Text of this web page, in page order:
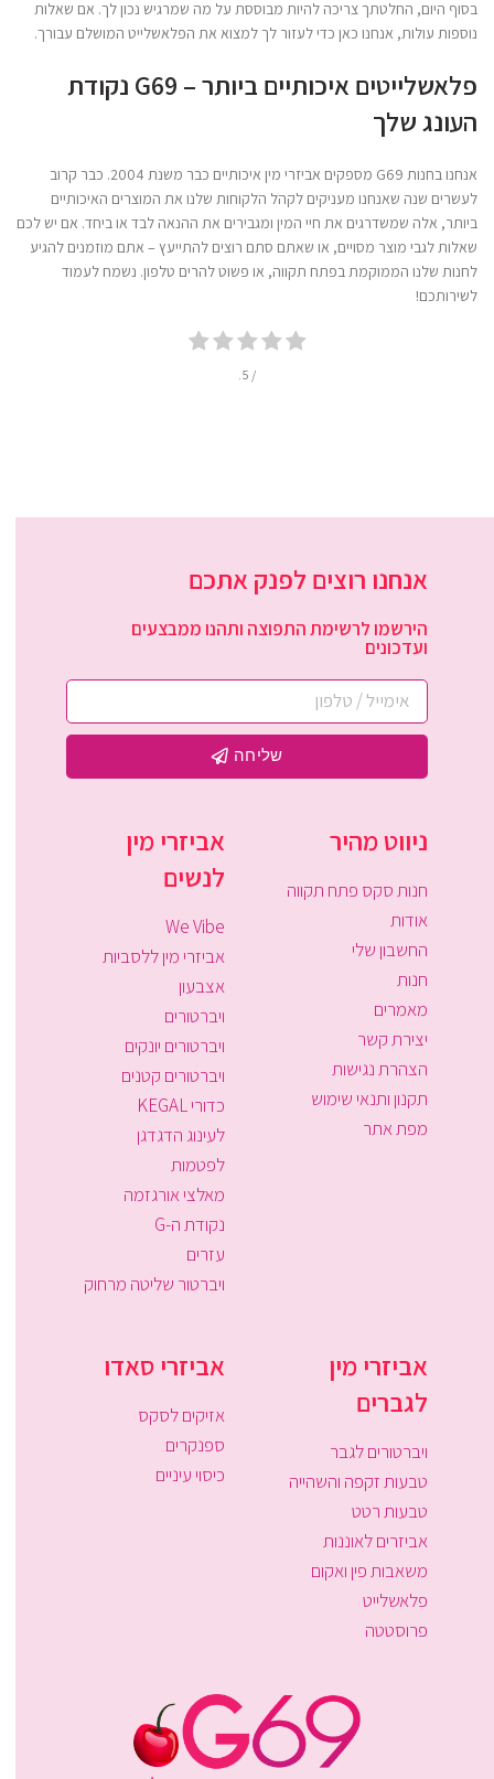
בסוף היום, החלטתך צריכה להיות מבוססת על מה שמרגיש נכון לך. אם שאלות
נוספות עולות, אנחנו כאן כדי לעזור לך למצוא את הפלאשלייט המושלם עבורך.
פלאשלייטים איכותיים ביותר – G69 נקודת
העונג שלך
אנחנו בחנות G69 מספקים אביזרי מין איכותיים כבר משנת 2004. כבר קרוב
לעשרים שנה שאנחנו מעניקים לקהל הלקוחות שלנו את המוצרים האיכותיים
ביותר, אלה שמשדרגים את חיי המין ומגבירים את ההנאה לבד או ביחד. אם יש לכם
שאלות לגבי מוצר מסויים, או שאתם סתם רוצים להתייעץ – אתם מוזמנים להגיע
לחנות שלנו הממוקמת בפתח תקווה, או פשוט להרים טלפון. נשמח לעמוד
לשירותכם!
/ 5.
אנחנו רוצים לפנק אתכם
הירשמו לרשימת התפוצה ותהנו ממבצעים
ועדכונים
שליחה
ניווט מהיר
חנות סקס פתח תקווה
אודות
החשבון שלי
חנות
מאמרים
יצירת קשר
הצהרת נגישות
תקנון ותנאי שימוש
מפת אתר
אביזרי מין
לנשים
We Vibe
אביזרי מין ללסביות
אצבעון
ויברטורים
ויברטורים יונקים
ויברטורים קטנים
כדורי KEGAL
לעינוג הדגדגן
לפטמות
מאלצי אורגזמה
נקודת ה-G
עזרים
ויברטור שליטה מרחוק
אביזרי מין
לגברים
ויברטורים לגבר
טבעות זקפה והשהייה
טבעות רטט
אביזרים לאוננות
משאבות פין ואקום
פלאשלייט
פרוסטטה
אביזרי סאדו
אזיקים לסקס
ספנקרים
כיסוי עיניים